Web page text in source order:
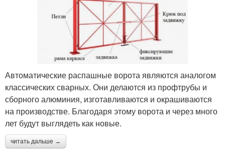
Автоматики на ворота
Автоматические распашные ворота являются аналогом
классических сварных. Они делаются из профтрубы и
сборного алюминия, изготавливаются и окрашиваются
на производстве. Благодаря этому ворота и через много
лет будут выглядеть как новые.
читать дальше →